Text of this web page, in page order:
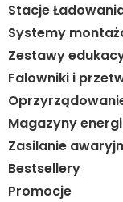
Stacje
Systemy
Zestawy
Falowniki i
Magazyny
Zasilanie
Bestsellery
Promocje